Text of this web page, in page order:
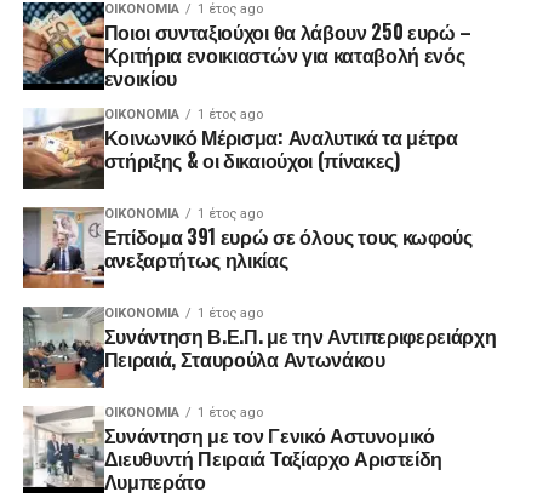
ΟΙΚΟΝΟΜΊΑ 1 έτος ago
Ποιοι συνταξιούχοι θα λάβουν 250 ευρώ –
Κριτήρια ενοικιαστών για καταβολή ενός
ενοικίου
ΟΙΚΟΝΟΜΊΑ 1 έτος ago
Κοινωνικό Μέρισμα: Αναλυτικά τα μέτρα
στήριξης & οι δικαιούχοι (πίνακες)
ΟΙΚΟΝΟΜΊΑ 1 έτος ago
Επίδομα 391 ευρώ σε όλους τους κωφούς
ανεξαρτήτως ηλικίας
ΟΙΚΟΝΟΜΊΑ 1 έτος ago
Συνάντηση Β.Ε.Π. με την Αντιπεριφερειάρχη
Πειραιά, Σταυρούλα Αντωνάκου
ΟΙΚΟΝΟΜΊΑ 1 έτος ago
Συνάντηση με τον Γενικό Αστυνομικό
Διευθυντή Πειραιά Ταξίαρχο Αριστείδη
Λυμπεράτο